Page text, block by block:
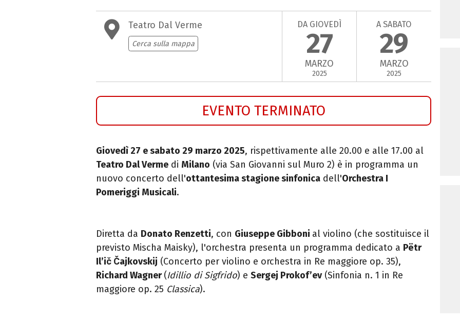
Teatro Dal Verme
Cerca sulla mappa
DA GIOVEDÌ
27
MARZO
2025
A SABATO
29
MARZO
2025
EVENTO TERMINATO
Giovedì 27 e sabato 29 marzo 2025, rispettivamente alle 20.00 e alle 17.00 al
Teatro Dal Verme di Milano (via San Giovanni sul Muro 2) è in programma un
nuovo concerto dell'ottantesima stagionesinfonica dell'Orchestra I
Pomeriggi Musicali.
Diretta da Donato Renzetti, con Giuseppe Gibboni al violino (che sostituisce il
previsto Mischa Maisky), l'orchestra presenta un programma dedicato a Pëtr
Il’ič Čajkovskij (Concerto per violino e orchestra in Re maggiore op. 35),
Richard Wagner(Idillio di Sigfrido) e Sergej Prokof’ev (Sinfonia n. 1 in Re
maggiore op. 25 Classica).